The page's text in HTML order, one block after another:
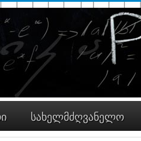
სახელმძღვანელო